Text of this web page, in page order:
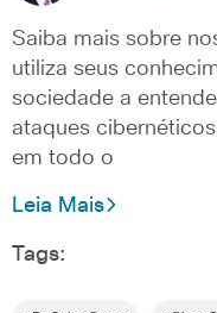
Saiba mais sobre
utiliza seus
sociedade a
ataques
em todo o
Leia Mais
Tags: